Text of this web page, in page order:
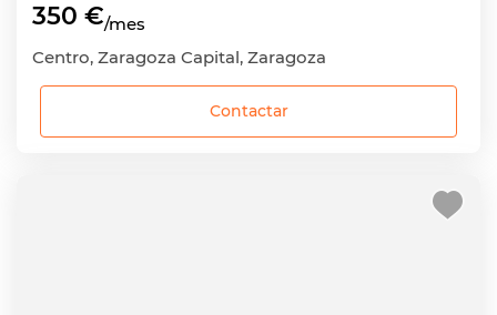
350 €/mes
Centro, Zaragoza Capital, Zaragoza
Contactar